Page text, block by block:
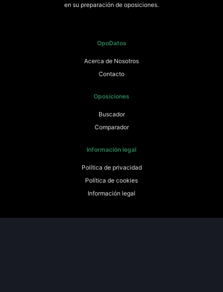
en su preparación de oposiciones.
OpoDatos
Acerca de Nosotros
Contacto
Oposiciones
Buscador
Comparador
Información legal
Política de privacidad
Política de cookies
Información legal